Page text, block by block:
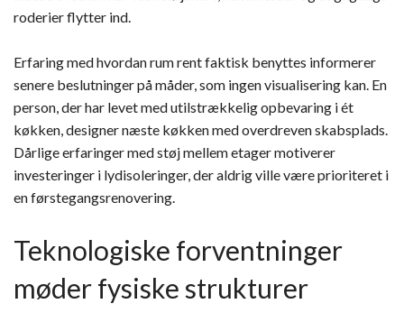
roderier flytter ind.
Erfaring med hvordan rum rent faktisk benyttes informerer
senere beslutninger på måder, som ingen visualisering kan. En
person, der har levet med utilstrækkelig opbevaring i ét
køkken, designer næste køkken med overdreven skabsplads.
Dårlige erfaringer med støj mellem etager motiverer
investeringer i lydisoleringer, der aldrig ville være prioriteret i
en førstegangsrenovering.
Teknologiske forventninger
møder fysiske strukturer